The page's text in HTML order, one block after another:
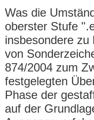
Was die
oberster Stufe
insbesondere zu
von
874/2004 zum
festgelegten
Phase der
auf der